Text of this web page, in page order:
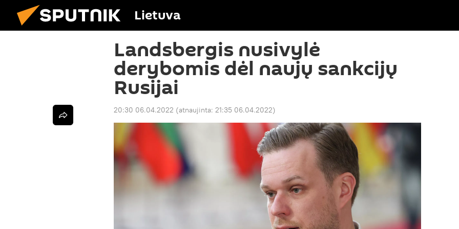
Lietuva
Landsbergis nusivylė
derybomis dėl naujų sankcijų
Rusijai
20:30 06.04.2022 (atnaujinta: 21:35 06.04.2022)